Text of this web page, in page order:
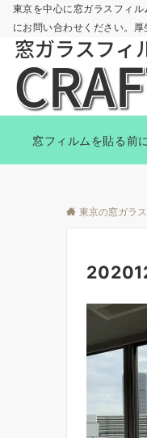
東京を中心に窓ガラスフィ
にお問い合わせください。
窓フィルムを貼る前に
東京の窓ガラ